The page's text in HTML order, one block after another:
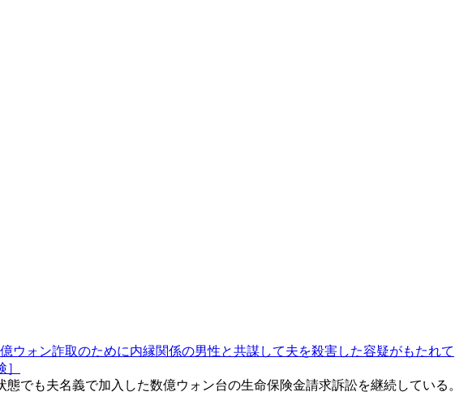
ウォン詐取のために内縁関係の男性と共謀して夫を殺害した容疑がもたれて
でも夫名義で加入した数億ウォン台の生命保険金請求訴訟を継続している。